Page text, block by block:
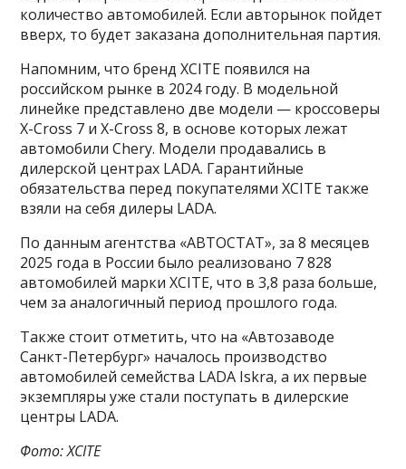
количество автомобилей. Если авторынок пойдет
вверх, то будет заказана дополнительная партия.
Напомним, что бренд XCITE появился на
российском рынке в 2024 году. В модельной
линейке представлено две модели — кроссоверы
X-Cross 7 и X-Cross 8, в основе которых лежат
автомобили Chery. Модели продавались в
дилерской центрах LADA. Гарантийные
обязательства перед покупателями XCITE также
взяли на себя дилеры LADA.
По данным агентства «АВТОСТАТ», за 8 месяцев
2025 года в России было реализовано 7 828
автомобилей марки XCITE, что в 3,8 раза больше,
чем за аналогичный период прошлого года.
Также стоит отметить, что на «Автозаводе
Санкт-Петербург» началось производство
автомобилей семейства LADA Iskra, а их первые
экземпляры уже стали поступать в дилерские
центры LADA.
Фото: XCITE